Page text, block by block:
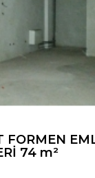
FORMEN
74 m²